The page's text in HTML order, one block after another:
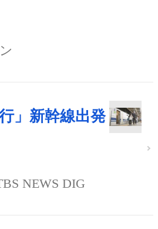
」新幹線出発
NEWS DIG